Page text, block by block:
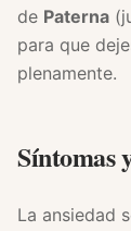
de Paterna
para que
plenamente.
Síntomas
La ansiedad